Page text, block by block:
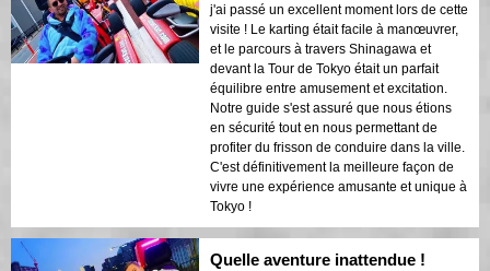
j'ai passé un excellent moment lors de cette
visite ! Le karting était facile à manœuvrer,
et le parcours à travers Shinagawa et
devant la Tour de Tokyo était un parfait
équilibre entre amusement et excitation.
Notre guide s'est assuré que nous étions
en sécurité tout en nous permettant de
profiter du frisson de conduire dans la ville.
C'est définitivement la meilleure façon de
vivre une expérience amusante et unique à
Tokyo !
Quelle aventure inattendue !